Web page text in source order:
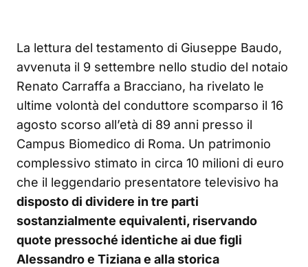
La lettura del testamento di Giuseppe Baudo,
avvenuta il 9 settembre nello studio del notaio
Renato Carraffa a Bracciano, ha rivelato le
ultime volontà del conduttore scomparso il 16
agosto scorso all’età di 89 anni presso il
Campus Biomedico di Roma. Un patrimonio
complessivo stimato in circa 10 milioni di euro
che il leggendario presentatore televisivo ha
disposto di dividere in tre parti
sostanzialmente equivalenti, riservando
quote pressoché identiche ai due figli
Alessandro e Tiziana e alla storica